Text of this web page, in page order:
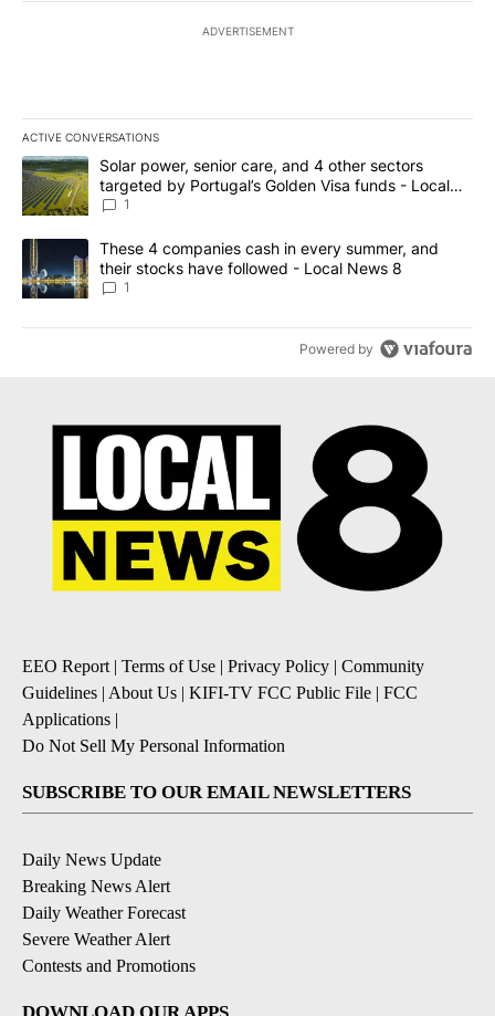
ADVERTISEMENT
ACTIVE CONVERSATIONS
The following is a list of the most commented articles in the last
A trending article titled "Solar power, senior care, and 4 other
Solar power, senior care, and 4 other sectors
targeted by Portugal’s Golden Visa funds - Local
News 8
1
A trending article titled "These 4 companies cash in every
These 4 companies cash in every summer, and
their stocks have followed - Local News 8
1
Powered by
EEO Report| Terms of Use | Privacy Policy | Community
Guidelines | About Us | KIFI-TV FCC Public File | FCC
Applications |
Do Not Sell My Personal Information
SUBSCRIBE TO OUR EMAIL NEWSLETTERS
Daily News Update
Breaking News Alert
Daily Weather Forecast
Severe Weather Alert
Contests and Promotions